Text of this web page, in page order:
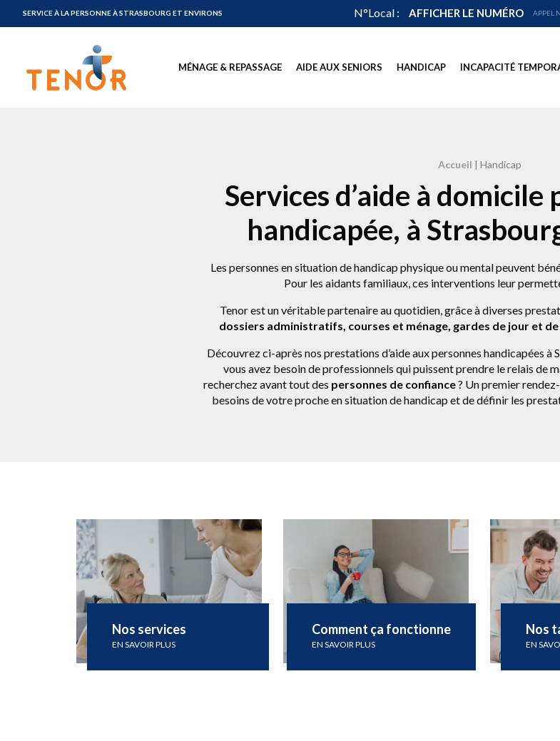
SERVICE À LA PERSONNE À STRASBOURG ET ENVIRONS N°Local : AFFICHER LE NUMÉRO APPEL
Tenor Service à la personne à Strasbourg et environs
MÉNAGE & REPASSAGE AIDE AUX SENIORS HANDICAP INCAPACITÉ
Accueil | Handicap
Services d’aide à
handicapée, à
Les personnes en situation de handicap physique ou mental peuvent
Pour les aidants familiaux, ces interventions leur
Tenor est un véritable partenaire au quotidien, grâce à diverses
dossiers administratifs, courses et ménage, gardes de jour et
Découvrez ci-après nos prestations d’aide aux personnes handicapées à
vous avez besoin de professionnels qui puissent prendre le relais de
recherchez avant tout des personnes de confiance? Un premier
besoins de votre proche en situation de handicap et de définir les
Nos services
EN SAVOIR PLUS
Comment ça fonctionne
EN SAVOIR PLUS
Nos
EN